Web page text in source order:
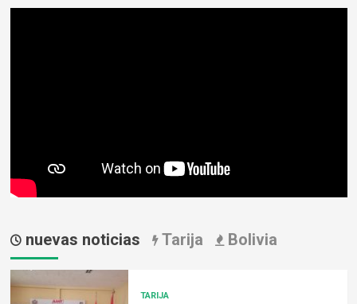
nuevas noticias Tarija Bolivia
TARIJA